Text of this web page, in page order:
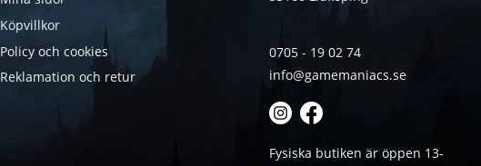
Köpvillkor
Policy och cookies
Reklamation och retur
0705 - 19 02 74
info@gamemaniacs.se
Fysiska butiken är öppen 13-